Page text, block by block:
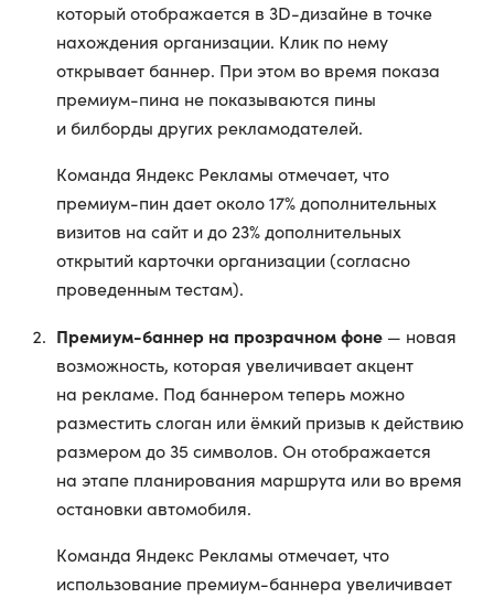
который отображается в 3D-дизайне в точке
нахождения организации. Клик по нему
открывает баннер. При этом во время показа
премиум-пина не показываются пины
и билборды других рекламодателей.
Команда Яндекс Рекламы отмечает, что
премиум-пин дает около 17% дополнительных
визитов на сайт и до 23% дополнительных
открытий карточки организации (согласно
проведенным тестам).
Премиум-баннер на прозрачном фоне — новая
возможность, которая увеличивает акцент
на рекламе. Под баннером теперь можно
разместить слоган или ёмкий призыв к действию
размером до 35 символов. Он отображается
на этапе планирования маршрута или во время
остановки автомобиля.
Команда Яндекс Рекламы отмечает, что
использование премиум-баннера увеличивает